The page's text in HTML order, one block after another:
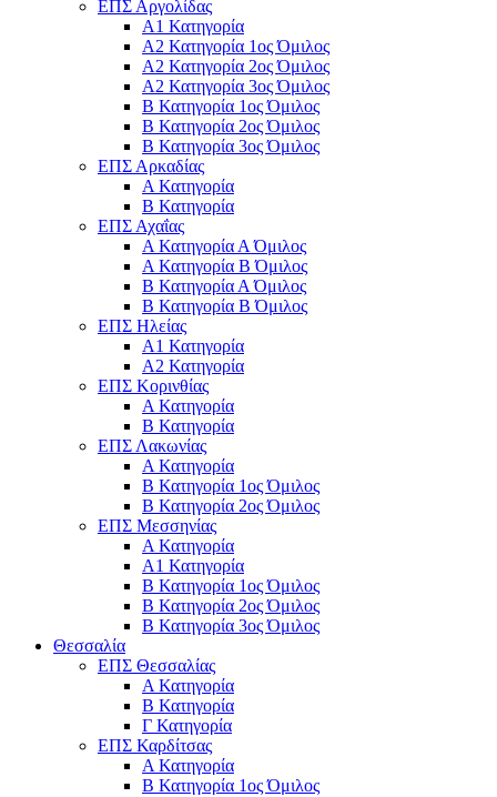
ΕΠΣ Αργολίδας
Α1 Κατηγορία
Α2 Κατηγορία 1ος Όμιλος
Α2 Κατηγορία 2ος Όμιλος
Α2 Κατηγορία 3ος Όμιλος
Β Κατηγορία 1ος Όμιλος
Β Κατηγορία 2ος Όμιλος
Β Κατηγορία 3ος Όμιλος
ΕΠΣ Αρκαδίας
Α Κατηγορία
Β Κατηγορία
ΕΠΣ Αχαΐας
Α Κατηγορία Α Όμιλος
Α Κατηγορία Β Όμιλος
Β Κατηγορία Α Όμιλος
Β Κατηγορία Β Όμιλος
ΕΠΣ Ηλείας
Α1 Κατηγορία
Α2 Κατηγορία
ΕΠΣ Κορινθίας
Α Κατηγορία
Β Κατηγορία
ΕΠΣ Λακωνίας
Α Κατηγορία
Β Κατηγορία 1ος Όμιλος
Β Κατηγορία 2ος Όμιλος
ΕΠΣ Μεσσηνίας
Α Κατηγορία
Α1 Κατηγορία
Β Κατηγορία 1ος Όμιλος
Β Κατηγορία 2ος Όμιλος
Β Κατηγορία 3ος Όμιλος
Θεσσαλία
ΕΠΣ Θεσσαλίας
Α Κατηγορία
Β Κατηγορία
Γ Κατηγορία
ΕΠΣ Καρδίτσας
Α Κατηγορία
Β Κατηγορία 1ος Όμιλος